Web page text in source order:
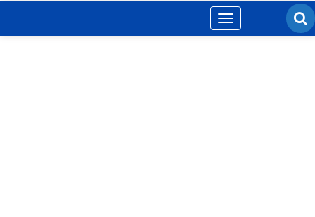
Toggle
navigation